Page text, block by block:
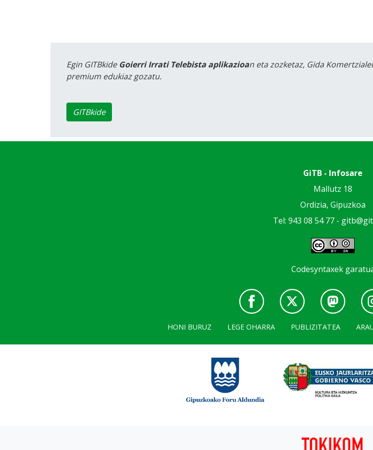
Egin GITBkide Goierri Irrati Telebista aplikazioan eta zozketaz, Gida
premium edukiaz gozatu.
GITBkide
GiTB - Infosare
Mallutz 18
Ordizia, Gipuzkoa
Tel: 943 08 54 77 -
Codesyntaxek
HONI BURUZ LEGE OHARRA PUBLIZITATEA